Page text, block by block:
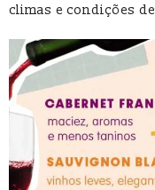
climas e condições de